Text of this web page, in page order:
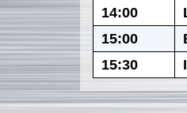
14:00
15:00
15:30